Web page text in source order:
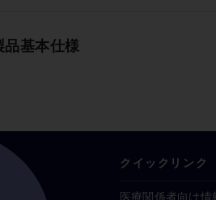
品基本仕様
クイックリンク
医療関係者向け情